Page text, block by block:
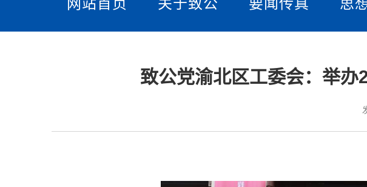
网站首页 关于致公 要闻传真 思
致公党渝北区工委会：举